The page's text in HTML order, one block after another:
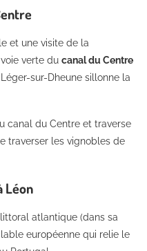
et une visite de la
voie verte du canal du Centre
sur-Dheune sillonne la
canal du Centre et traverse
traverser les vignobles de
Léon
atlantique (dans sa
européenne qui relie le